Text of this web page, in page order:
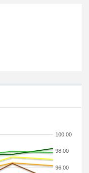
96.00
98.00
100.00